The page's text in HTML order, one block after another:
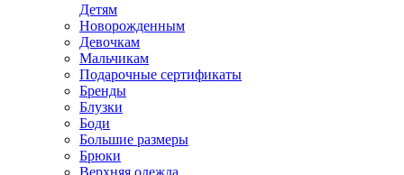
Детям
Новорожденным
Девочкам
Мальчикам
Подарочные сертификаты
Бренды
Блузки
Боди
Большие размеры
Брюки
Верхняя одежда